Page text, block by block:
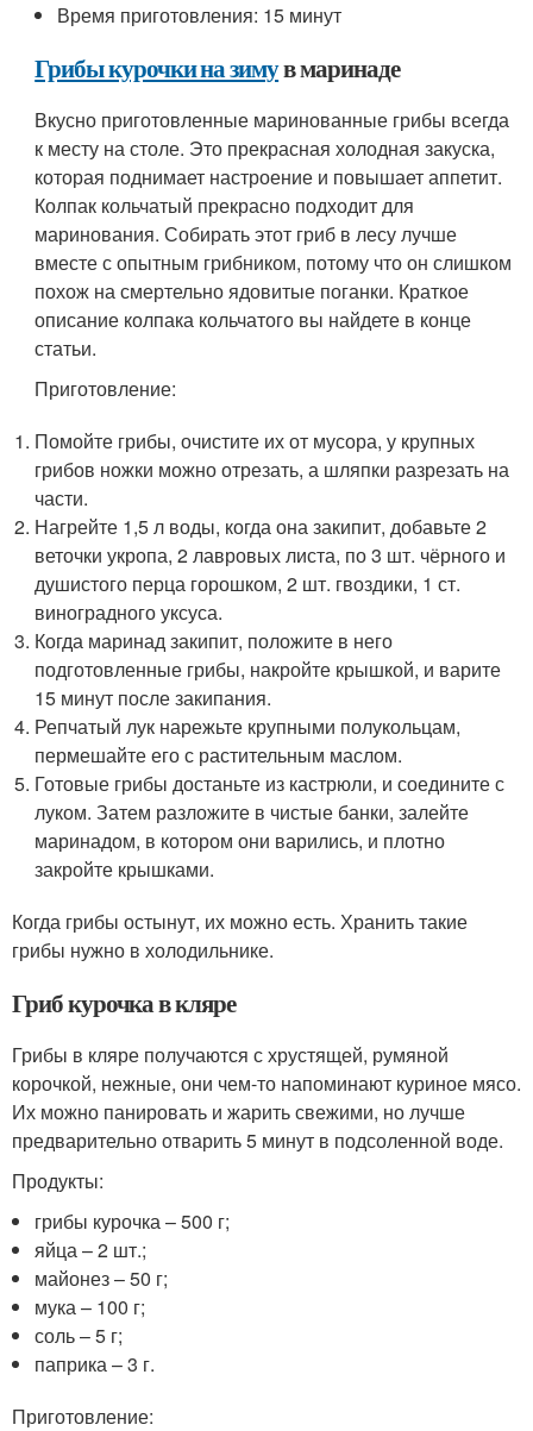
Время приготовления: 15 минут
Грибы курочки на зимув маринаде
Вкусно приготовленные маринованные грибы всегда
к месту на столе. Это прекрасная холодная закуска,
которая поднимает настроение и повышает аппетит.
Колпак кольчатый прекрасно подходит для
маринования. Собирать этот гриб в лесу лучше
вместе с опытным грибником, потому что он слишком
похож на смертельно ядовитые поганки. Краткое
описание колпака кольчатого вы найдете в конце
статьи.
Приготовление:
Помойте грибы, очистите их от мусора, у крупных
грибов ножки можно отрезать, а шляпки разрезать на
части.
Нагрейте 1,5 л воды, когда она закипит, добавьте 2
веточки укропа, 2 лавровых листа, по 3 шт. чёрного и
душистого перца горошком, 2 шт. гвоздики, 1 ст.
виноградного уксуса.
Когда маринад закипит, положите в него
подготовленные грибы, накройте крышкой, и варите
15 минут после закипания.
Репчатый лук нарежьте крупными полукольцам,
пермешайте его с растительным маслом.
Готовые грибы достаньте из кастрюли, и соедините с
луком. Затем разложите в чистые банки, залейте
маринадом, в котором они варились, и плотно
закройте крышками.
Когда грибы остынут, их можно есть. Хранить такие
грибы нужно в холодильнике.
Гриб курочка в кляре
Грибы в кляре получаются с хрустящей, румяной
корочкой, нежные, они чем-то напоминают куриное мясо.
Их можно панировать и жарить свежими, но лучше
предварительно отварить 5 минут в подсоленной воде.
Продукты:
грибы курочка – 500 г;
яйца – 2 шт.;
майонез – 50 г;
мука – 100 г;
соль – 5 г;
паприка – 3 г.
Приготовление: